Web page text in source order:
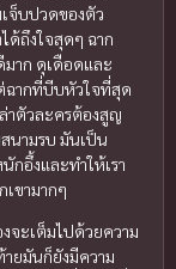
จ็บปวดของตัว
ด้ถึงใจสุดๆ ฉาก
าก ดุเดือดและ
ฉากที่บีบหัวใจที่สุด
าตัวละครต้องสูญ
นามรบ มันเป็น
กอึ้งและทำให้เรา
ขามากๆ
งจะเต็มไปด้วยความ
ายมันก็ยังมีความ